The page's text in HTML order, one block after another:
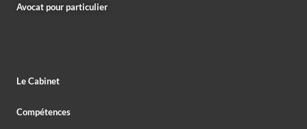
Avocat pour particulier
Le Cabinet
Compétences